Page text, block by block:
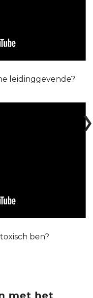
leidinggevende?
ben?
met het